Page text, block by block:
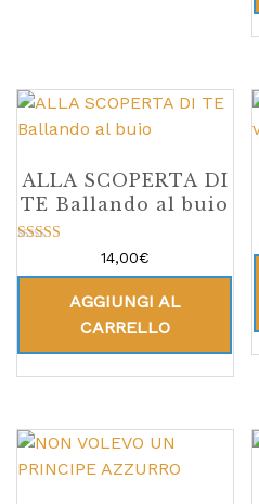
ALLA SCOPERTA DI
TE Ballando al buio
su 5
14,00€
AGGIUNGI AL
CARRELLO